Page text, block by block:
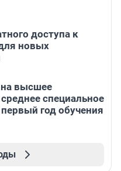
доступа к
новых
высшее
специальное
год обучения